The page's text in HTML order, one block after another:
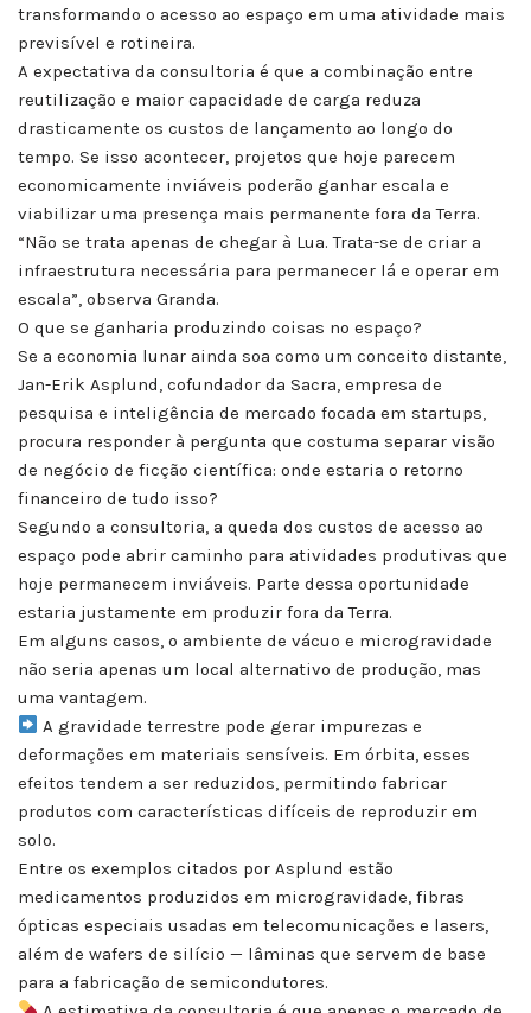
transformando o acesso ao espaço em uma atividade mais
previsível e rotineira.
A expectativa da consultoria é que a combinação entre
reutilização e maior capacidade de carga reduza
drasticamente os custos de lançamento ao longo do
tempo. Se isso acontecer, projetos que hoje parecem
economicamente inviáveis poderão ganhar escala e
viabilizar uma presença mais permanente fora da Terra.
“Não se trata apenas de chegar à Lua. Trata-se de criar a
infraestrutura necessária para permanecer lá e operar em
escala”, observa Granda.
O que se ganharia produzindo coisas no espaço?
Se a economia lunar ainda soa como um conceito distante,
Jan-Erik Asplund, cofundador da Sacra, empresa de
pesquisa e inteligência de mercado focada em startups,
procura responder à pergunta que costuma separar visão
de negócio de ficção científica: onde estaria o retorno
financeiro de tudo isso?
Segundo a consultoria, a queda dos custos de acesso ao
espaço pode abrir caminho para atividades produtivas que
hoje permanecem inviáveis. Parte dessa oportunidade
estaria justamente em produzir fora da Terra.
Em alguns casos, o ambiente de vácuo e microgravidade
não seria apenas um local alternativo de produção, mas
uma vantagem.
A gravidade terrestre pode gerar impurezas e
deformações em materiais sensíveis. Em órbita, esses
efeitos tendem a ser reduzidos, permitindo fabricar
produtos com características difíceis de reproduzir em
solo.
Entre os exemplos citados por Asplund estão
medicamentos produzidos em microgravidade, fibras
ópticas especiais usadas em telecomunicações e lasers,
além de wafers de silício — lâminas que servem de base
para a fabricação de semicondutores.